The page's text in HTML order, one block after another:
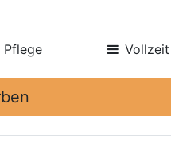
Pflege Vollzeit